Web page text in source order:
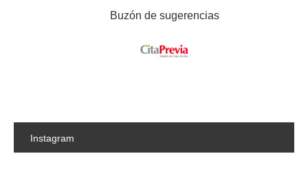
Buzón de sugerencias
Instagram